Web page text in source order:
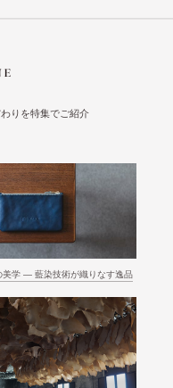
りを特集でご紹介
美学 ― 藍染技術が織りなす逸品